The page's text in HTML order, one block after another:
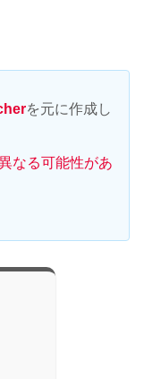
を元に作成し
なる可能性があ